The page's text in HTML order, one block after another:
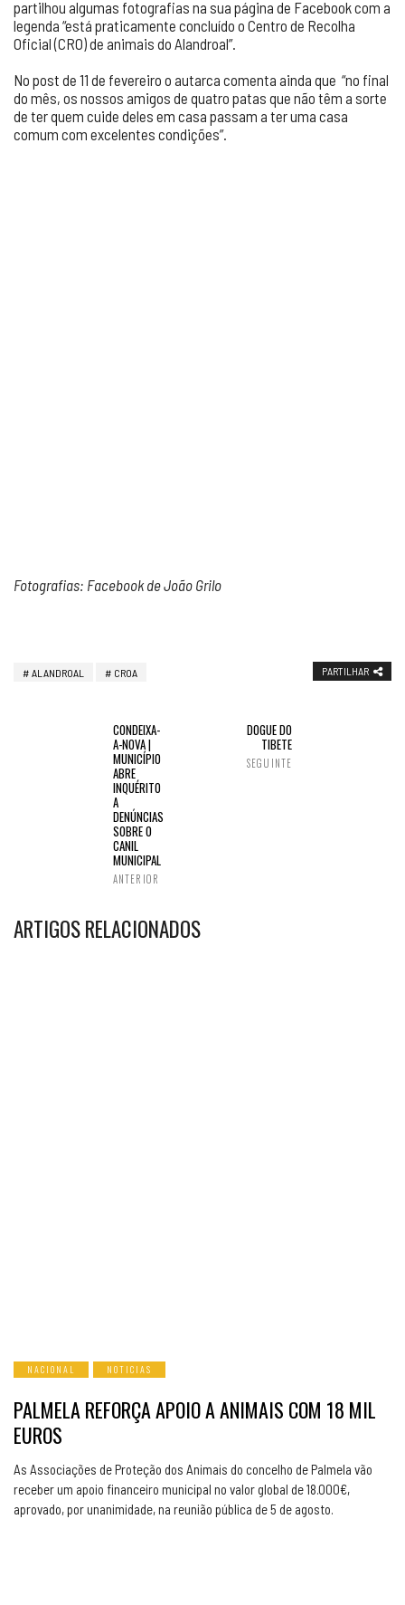
partilhou algumas fotografias na sua página de Facebook com a
legenda “está praticamente concluído o Centro de Recolha
Oficial (CRO) de animais do Alandroal”.
No post de 11 de fevereiro o autarca comenta ainda que “no final
do mês, os nossos amigos de quatro patas que não têm a sorte
de ter quem cuide deles em casa passam a ter uma casa
comum com excelentes condições”.
Fotografias: Facebook de João Grilo
ALANDROAL CROA PARTILHAR
CONDEIXA-
A-NOVA |
MUNICÍPIO
ABRE
INQUÉRITO
A
DENÚNCIAS
SOBRE O
CANIL
MUNICIPAL
ANTERIOR
DOGUE DO
TIBETE
SEGUINTE
ARTIGOS RELACIONADOS
NACIONAL NOTICIAS
PALMELA REFORÇA APOIO A ANIMAIS COM 18 MIL
EUROS
As Associações de Proteção dos Animais do concelho de Palmela vão
receber um apoio financeiro municipal no valor global de 18.000€,
aprovado, por unanimidade, na reunião pública de 5 de agosto.